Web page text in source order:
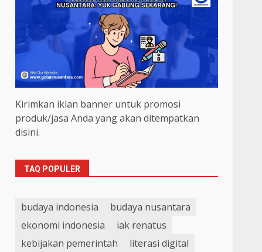
Kirimkan iklan banner untuk promosi
produk/jasa Anda yang akan ditempatkan
disini.
TAQ POPULER
budaya indonesia
budaya nusantara
ekonomi indonesia
iak renatus
kebijakan pemerintah
literasi digital